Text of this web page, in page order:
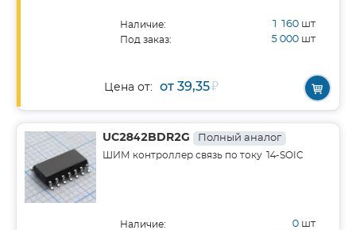
Наличие: 1 160 шт
Под заказ: 5 000 шт
Цена от: от 39,35₽
UC2842BDR2G Полный аналог
ШИМ контроллер связь по току 14-SOIC
Наличие: 0 шт